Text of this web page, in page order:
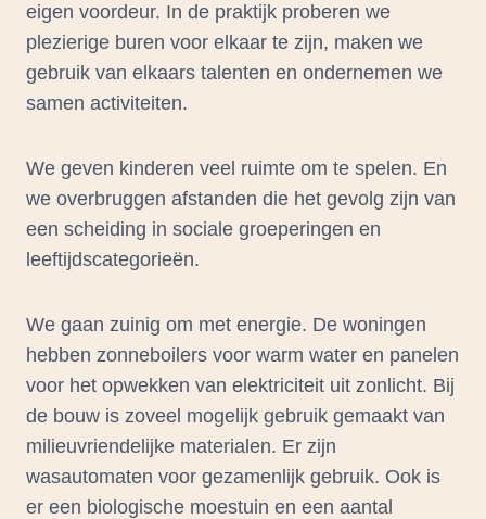
eigen voordeur. In de praktijk proberen we
plezierige buren voor elkaar te zijn, maken we
gebruik van elkaars talenten en ondernemen we
samen activiteiten.
We geven kinderen veel ruimte om te spelen. En
we overbruggen afstanden die het gevolg zijn van
een scheiding in sociale groeperingen en
leeftijdscategorieën.
We gaan zuinig om met energie. De woningen
hebben zonneboilers voor warm water en panelen
voor het opwekken van elektriciteit uit zonlicht. Bij
de bouw is zoveel mogelijk gebruik gemaakt van
milieuvriendelijke materialen. Er zijn
wasautomaten voor gezamenlijk gebruik. Ook is
er een biologische moestuin en een aantal